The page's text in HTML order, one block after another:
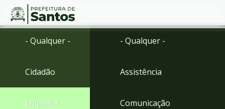
Ir
Ir
Conteúdo
- Qualquer -
Cidadão
Empresa
- Qualquer -
Assistência
Comunicação